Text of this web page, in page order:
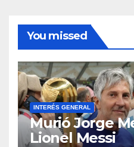
You missed
INTERÉS GENERAL
Murió Jorge
Lionel Messi